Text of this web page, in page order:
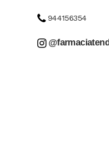
944156354